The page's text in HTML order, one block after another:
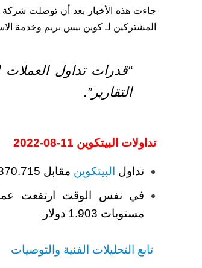
جاءت هذه الأخبار بعد أن توصلت
المشتركين لـ كوين بيس بريم وخدمة
“قدرات تداول
التقارير”.
تداولات البيتكوين 11-08-2022
تداول البيتكوين مقابل 24370.715 مقابل الدولار حيث ارتفعت بنسبة 1.74٪.
مستويات 1.903 دولار
تابع التحليلات الفنية والتوصيات